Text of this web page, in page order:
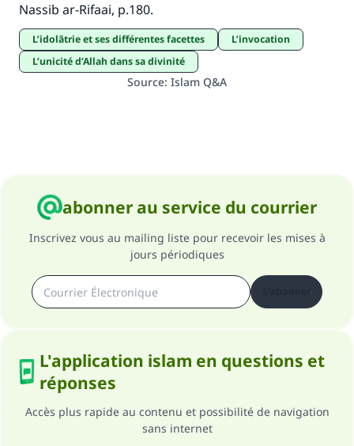
Nassib ar-Rifaai, p.180.
l’idolâtrie et ses différentes facettes
L’invocation
L’unicité d’Allah dans sa divinité
Source: Islam Q&A
abonner au service du courrier
Inscrivez vous au mailing liste pour recevoir les mises à
jours périodiques
L'application islam en questions et
réponses
Accès plus rapide au contenu et possibilité de navigation
sans internet